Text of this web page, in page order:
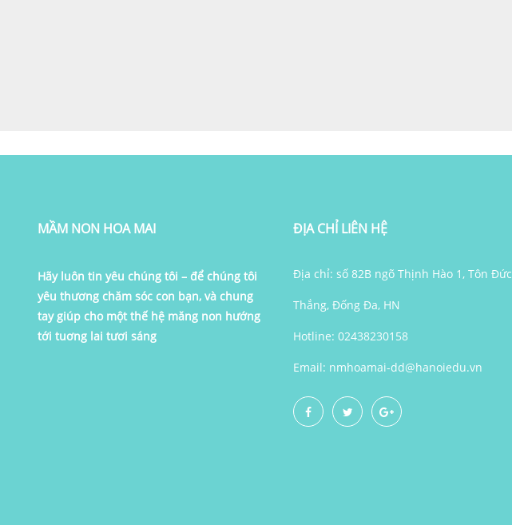
MẦM NON HOA MAI
Hãy luôn tin yêu chúng tôi – để chúng tôi
yêu thương chăm sóc con bạn, và chung
tay giúp cho một thế hệ măng non hướng
tới tuơng lai tươi sáng
ĐỊA CHỈ LIÊN HỆ
Địa chỉ: số 82B ngõ Thịnh Hào 1, Tôn Đức
Thắng, Đống Đa, HN
Hotline: 02438230158
Email: nmhoamai-dd@hanoiedu.vn